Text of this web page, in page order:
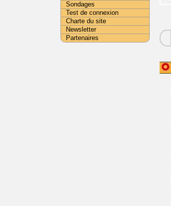
Sondages
Test de connexion
Charte du site
Newsletter
Partenaires